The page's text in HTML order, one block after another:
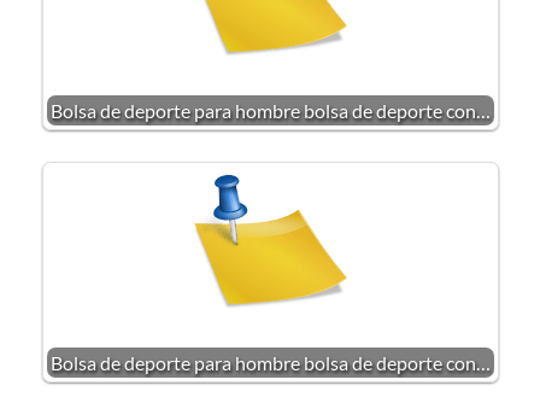
Bolsa de deporte para hombre bolsa de deporte con…
Bolsa de deporte para hombre bolsa de deporte con…